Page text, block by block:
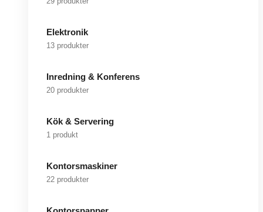
Elektronik
13 produkter
Inredning & Konferens
20 produkter
Kök & Servering
1 produkt
Kontorsmaskiner
22 produkter